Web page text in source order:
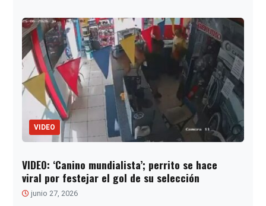
VIDEO
VIDEO: ‘Canino mundialista’; perrito se hace
viral por festejar el gol de su selección
junio 27, 2026